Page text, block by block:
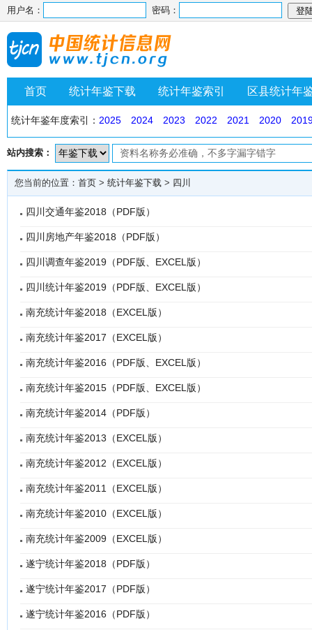
用户名： 密码：
首页 统计年鉴下载 统计年鉴索引 区县统计年
统计年鉴年度索引： 2025 2024 2023 2022 2021 2020
站内搜索：
您当前的位置： 首页 > 统计年鉴下载 > 四川
四川交通年鉴2018（PDF版）
四川房地产年鉴2018（PDF版）
四川调查年鉴2019（PDF版、EXCEL版）
四川统计年鉴2019（PDF版、EXCEL版）
南充统计年鉴2018（EXCEL版）
南充统计年鉴2017（EXCEL版）
南充统计年鉴2016（PDF版、EXCEL版）
南充统计年鉴2015（PDF版、EXCEL版）
南充统计年鉴2014（PDF版）
南充统计年鉴2013（EXCEL版）
南充统计年鉴2012（EXCEL版）
南充统计年鉴2011（EXCEL版）
南充统计年鉴2010（EXCEL版）
南充统计年鉴2009（EXCEL版）
遂宁统计年鉴2018（PDF版）
遂宁统计年鉴2017（PDF版）
遂宁统计年鉴2016（PDF版）